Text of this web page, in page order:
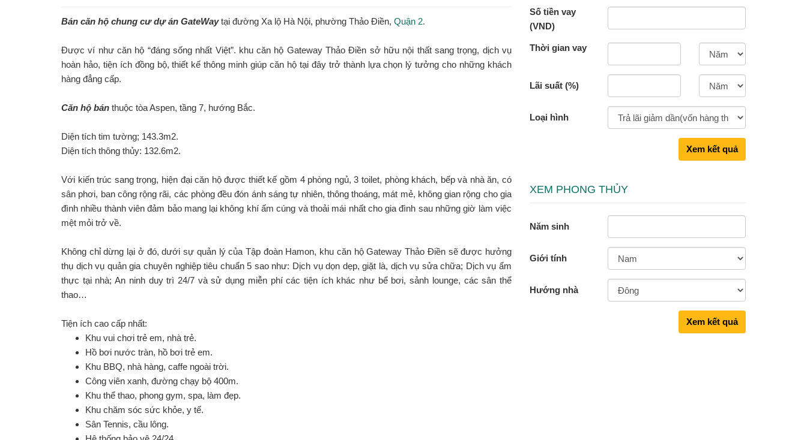
Bán căn hộ chung cư dự án GateWaytại đường Xa lộ Hà Nội, phường Thảo Điền, Quận 2.
Được ví như căn hộ “đáng sống nhất Việt”. khu căn hộ Gateway Thảo Điền sở hữu nội thất sang trọng, dịch vụ
hoàn hảo, tiện ích đồng bộ, thiết kế thông minh giúp căn hộ tại đây trở thành lựa chọn lý tưởng cho những khách
hàng đẳng cấp.
Căn hộ bán thuộc tòa Aspen, tầng 7, hướng Bắc.
Diện tích tim tường; 143.3m2.
Diện tích thông thủy: 132.6m2.
Với kiến trúc sang trọng, hiện đại căn hộ được thiết kế gồm 4 phòng ngủ, 3 toilet, phòng khách, bếp và nhà ăn, có
sân phơi, ban công rộng rãi, các phòng đều đón ánh sáng tự nhiên, thông thoáng, mát mẻ, không gian rộng cho gia
đình nhiều thành viên đảm bảo mang lại không khí ấm cúng và thoải mái nhất cho gia đình sau những giờ làm việc
mệt mỏi trở về.
Không chỉ dừng lại ở đó, dưới sự quản lý của Tập đoàn Hamon, khu căn hộ Gateway Thảo Điền sẽ được hưởng
thụ dịch vụ quản gia chuyên nghiệp tiêu chuẩn 5 sao như: Dịch vụ dọn dẹp, giặt là, dịch vụ sửa chữa; Dịch vụ ẩm
thực tại nhà; An ninh duy trì 24/7 và sử dụng miễn phí các tiện ích khác như bể bơi, sảnh lounge, các sân thể
thao…
Tiện ích cao cấp nhất:
Khu vui chơi trẻ em, nhà trẻ.
Hồ bơi nước tràn, hồ bơi trẻ em.
Khu BBQ, nhà hàng, caffe ngoài trời.
Công viên xanh, đường chạy bộ 400m.
Khu thể thao, phong gym, spa, làm đẹp.
Khu chăm sóc sức khỏe, y tế.
Sân Tennis, cầu lông.
Số tiền vay
(VND)
Thời gian vay
Lãi suất (%)
Loại hình
Xem kết quả
XEM PHONG THỦY
Năm sinh
Giới tính
Hướng nhà
Xem kết quả